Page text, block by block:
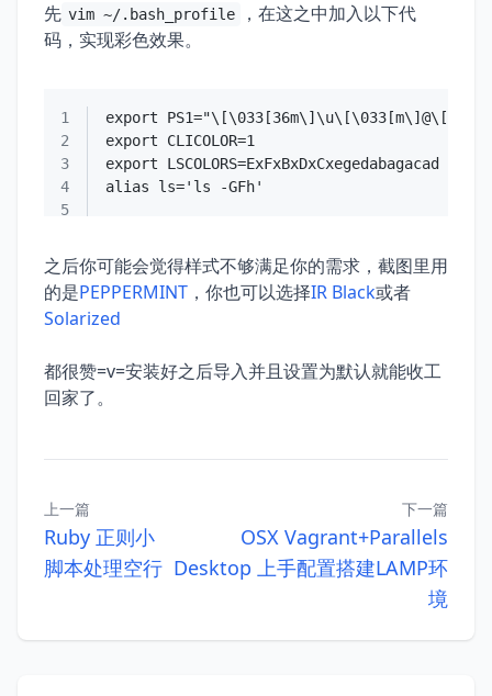
先 vim ~/.bash_profile
，在这之中加入以下代
码，实现彩色效果。
1
2
3
4
5
之后你可能会觉得样式不够满足你的需求，截图里用
的是PEPPERMINT ，你也可以选择IR Black或者
Solarized
都很赞=v=安装好之后导入并且设置为默认就能收工
回家了。
上一篇
Ruby 正则小
脚本处理空行
下一篇
OSX Vagrant+Parallels
Desktop 上手配置搭建LAMP环
境